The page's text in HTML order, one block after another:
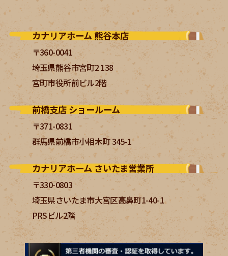
カナリアホーム 熊谷本店
〒360-0041
埼玉県熊谷市宮町2 138
宮町市役所前ビル2階
前橋支店 ショールーム
〒371-0831
群馬県前橋市小相木町 345-1
カナリアホーム さいたま営業所
〒330-0803
埼玉県さいたま市大宮区高鼻町1-40-1
PRSビル2階